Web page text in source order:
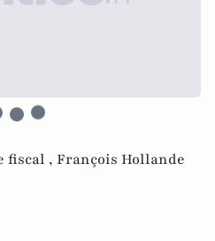
fiscal , François Hollande